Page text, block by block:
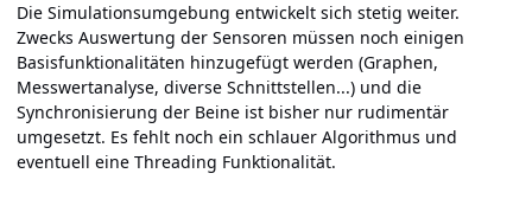
Die Simulationsumgebung entwickelt sich stetig weiter.
Zwecks Auswertung der Sensoren müssen noch einigen
Basisfunktionalitäten hinzugefügt werden (Graphen,
Messwertanalyse, diverse Schnittstellen...) und die
Synchronisierung der Beine ist bisher nur rudimentär
umgesetzt. Es fehlt noch ein schlauer Algorithmus und
eventuell eine Threading Funktionalität.